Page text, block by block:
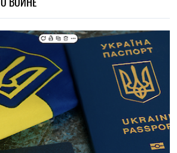
приглашают присоединиться к
как подать предложения